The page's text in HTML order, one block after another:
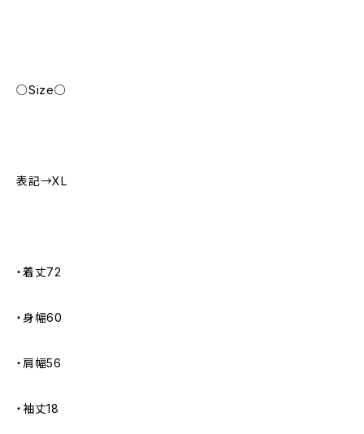
○Size○
表記→XL
・着丈72
・身幅60
・肩幅56
・袖丈18